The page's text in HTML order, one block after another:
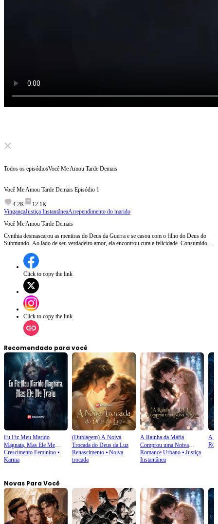
Click to unmute
Todos os episódiosVocê Me Amou Tarde Demais
Você Me Amou Tarde Demais Episódio 1
4.2K
12.1K
VingançaJustiça InstantâneaArrependimento do marido
Você Me Amou Tarde Demais
Cynthia desmascarou as mentiras do Deus da Guerra e se casou com o filho do Deus do
Submundo. Ao lado de seu verdadeiro amor, ela encontrou cura e felicidade. Consumido
desaparecendo para sempre. Enquanto isso, a heroína iniciou uma nova vida.
Click to copy the link
Click to copy the link
Recomendado para você
Eu Fiz Meu Marido
Magnata, Mas Ele Me
Traiu
Crescimento Feminino ⦁
Karma
(Dublagem) A Noiva
Trocada do Deus da Luz
Renascimento⦁ Noiva
trocada
A Rainha da Máfia
Comprou uma Noiva
Virgem
Romance Urbano⦁ Justiça
Instantânea
A
Novas Para Você